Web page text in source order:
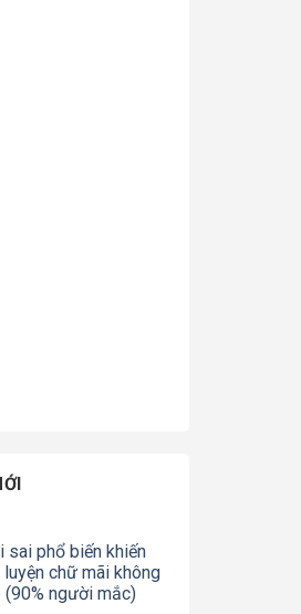
sai phổ biến khiến
luyện chữ mãi không
(90% người mắc)